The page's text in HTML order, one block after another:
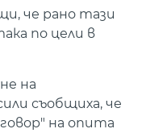
че рано тази
по цели в
на
съобщиха, че
на опита